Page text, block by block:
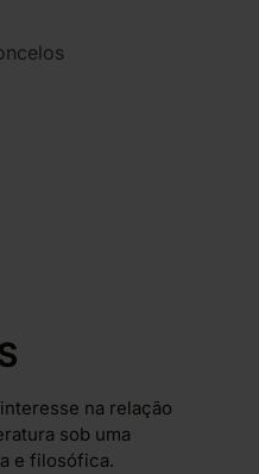
na relação
sob uma
e filosófica.